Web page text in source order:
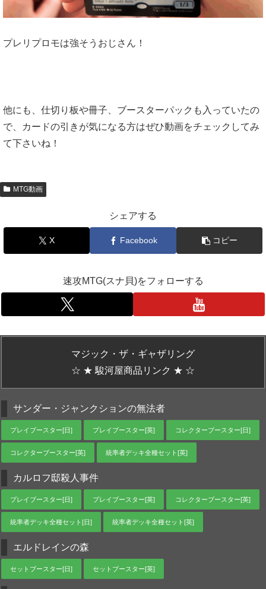
プレリプロモは強そうおじさん！
他にも、仕切り板や冊子、ブースターパックも入っていたの
で、カードの引きが気になる方はぜひ動画をチェックしてみ
て下さいね！
MTG動画
シェアする
X Facebook コピー
速攻MTG(スナ貝)をフォローする
マジック・ザ・ギャザリング
☆ ★ 駿河屋商品リンク ★ ☆
サンダー・ジャンクションの無法者
プレイブースター[日] プレイブースター[英] コレクターブースター[日]
コレクターブースター[英] 統率者デッキ全種セット[英]
カルロフ邸殺人事件
プレイブースター[日] プレイブースター[英] コレクターブースター[英]
統率者デッキ全種セット[日] 統率者デッキ全種セット[英]
エルドレインの森
セットブースター[日] セットブースター[英]